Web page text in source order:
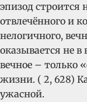
эпизод строится
отвлечённого и
нелогичного,
оказывается не
вечное – только
жизни. ( 2, 628)
ужасной.